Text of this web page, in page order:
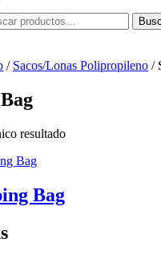
/ Sacos/Lonas Polipropileno /
resultado
Bag